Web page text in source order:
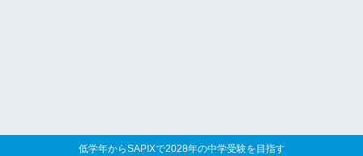
低学年からSAPIXで2028年の中学受験を目指す